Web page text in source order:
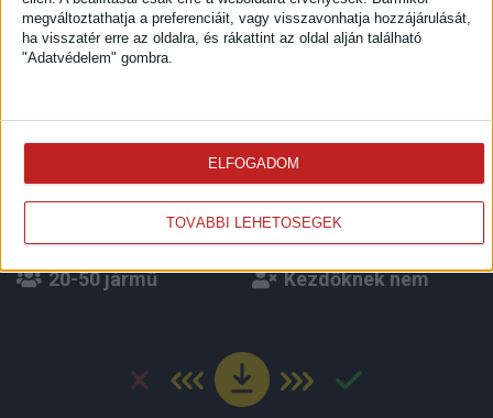
megváltoztathatja a preferenciáit, vagy visszavonhatja hozzájárulását,
ha visszatér erre az oldalra, és rákattint az oldal alján található
"Adatvédelem" gombra.
TOVÁBBI LEHETŐSÉGEK
ELFOGADOM
telephellyel
Belföldi sofőr állás
Miskolc
Folyamatos
20-50 jármű
Nyerges vontató
Billencs és Ponyvás
CE
Kezdőknek nem